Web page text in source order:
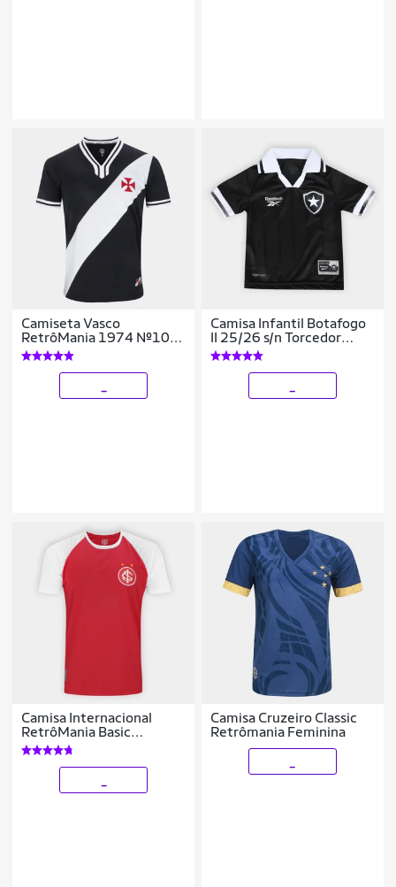
Camiseta Vasco
RetrôMania 1974 Nº10
Masculina
Camisa Infantil Botafogo
II 25/26 s/n Torcedor
Reebok
Camisa Internacional
RetrôMania Basic
Masculina
Camisa Cruzeiro Classic
Retrômania Feminina